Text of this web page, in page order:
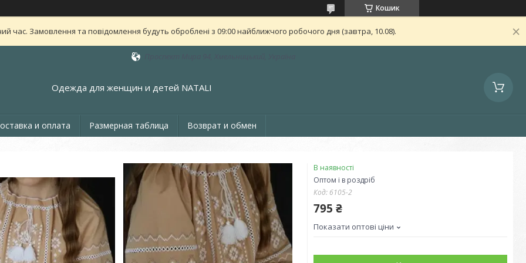
Кошик
час. Замовлення та повідомлення будуть оброблені з 09:00 найближчого робочого дня (завтра, 10.08).
Одежда для женщин и детей NATALI
и оплата Размерная таблица Возврат и обмен
В наявності
Оптом і в роздріб
Код: 6105-2
795 ₴
Показати оптові ціни